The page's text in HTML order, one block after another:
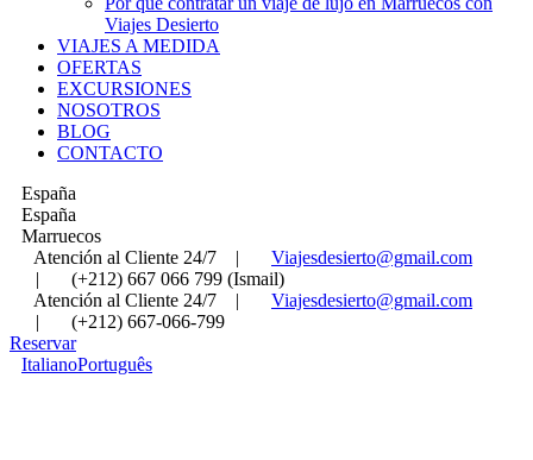
Viajes Desierto
VIAJES A MEDIDA
OFERTAS
EXCURSIONES
NOSOTROS
BLOG
CONTACTO
España
España
Marruecos
Atención al Cliente 24/7
|
Viajesdesierto@gmail.com
|
(+212) 667 066 799 (Ismail)
Atención al Cliente 24/7
|
Viajesdesierto@gmail.com
|
(+212) 667-066-799
Reservar
ItalianoPortuguês